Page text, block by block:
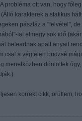
probléma ott van, hogy
karakterek a statikus
pásztáz a "felvétel",
lal elmegy sok idő
beleadnak apait anyait
csal a végtelen büdzsé
menetközben döntöttek
korrekt cikk, örültem,